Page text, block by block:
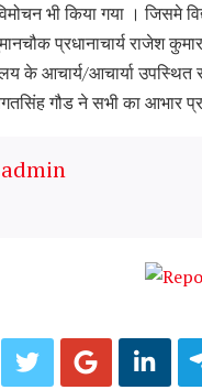
भी किया गया । जिसमे
प्रधानाचार्य राजेश
के आचार्य/आचार्या उपस्थित
गौड ने सभी का आभार
admin